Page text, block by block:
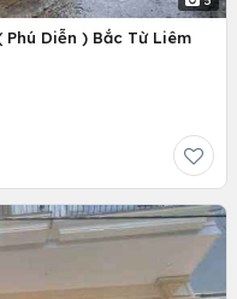
Phú Diễn ) Bắc Từ Liêm